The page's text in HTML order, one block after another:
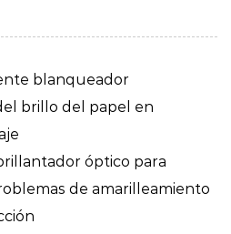
blanqueador
brillo del papel en
óptico para
de amarilleamiento